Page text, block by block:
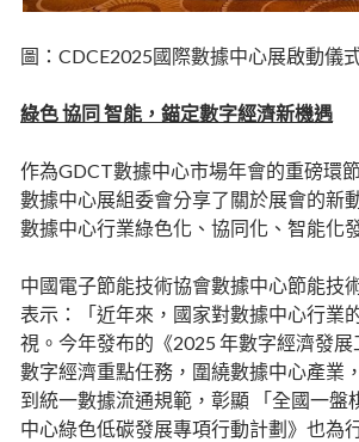
圖：CDCE2025國際數據中心展啟動儀
綠色 協同 智能，錨定數字經濟新機遇
作為GDCT數據中心市場年會的重磅環
數據中心展組委會分享了關於展會的新
數據中心行業綠色化、協同化、智能化
中國電子節能技術協會數據中心節能技
表示：「近年來，國家對數據中心行業
視。今年發布的《2025 年數字經濟發展
數字經濟重點任務，圍繞數據中心產業
到統一數據流通規範，彰顯 「全國一盤
中心綠色低碳發展專項行動計劃》也為